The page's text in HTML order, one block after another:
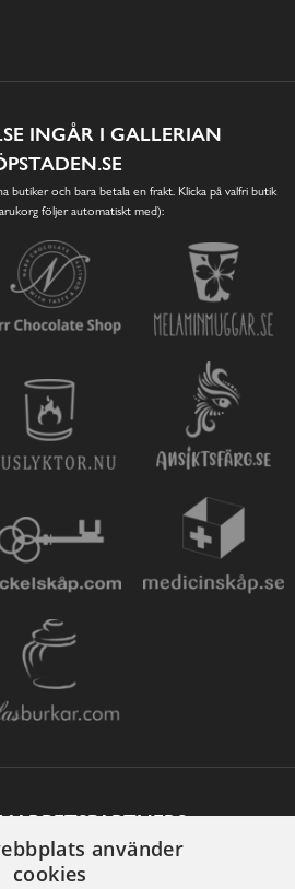
INGÅR I GALLERIAN
butiker och bara betala en frakt. Klicka på valfri butik
följer automatiskt med):
använder
cookies